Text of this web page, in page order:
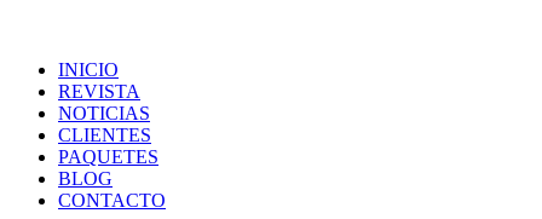
INICIO
REVISTA
NOTICIAS
CLIENTES
PAQUETES
BLOG
CONTACTO